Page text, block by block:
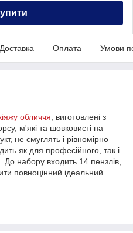
Доставка Оплата Умови
обличчя , виготовлені з
м'які та шовковисті на
не смуглять і рівномірно
як для професійного, так і
набору входить 14 пензлів,
повноцінний ідеальний